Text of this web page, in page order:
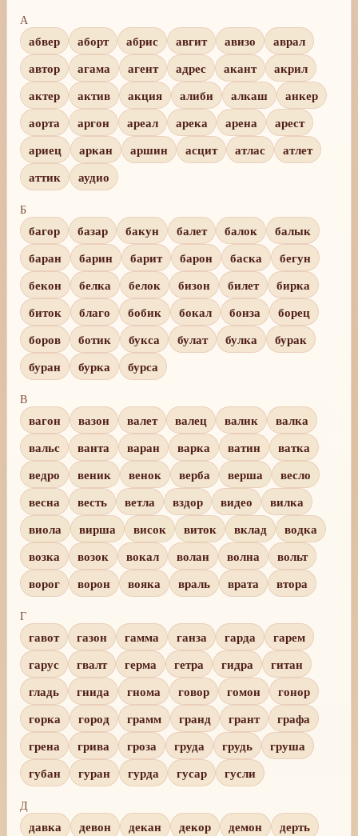
А
абвер аборт абрис авгит авизо
аврал
автор
агама агент адрес акант
акрил
актер
актив акция алиби алкаш
анкер
аорта
аргон ареал арека арена
арест
ариец
аркан аршин асцит атлас
атлет
аттик
аудио
Б
багор базар бакун балет балок
балык
баран
барин барит барон баска
бегун
бекон
белка белок бизон билет
бирка
биток
благо бобик бокал бонза
борец
боров
ботик букса булат булка
бурак
буран
бурка бурса
В
вагон вазон валет валец валик
валка
вальс
ванта варан варка ватин
ватка
ведро
веник венок верба верша
весло
весна
весть ветла вздор видео
вилка
виола
вирша висок виток вклад
водка
возка
возок вокал волан волна
вольт
ворог
ворон вояка враль врата втора
Г
гавот газон гамма ганза гарда
гарем
гарус
гвалт герма гетра гидра
гитан
гладь
гнида гнома говор гомон
гонор
горка
город грамм гранд грант
графа
грена
грива гроза груда грудь
груша
губан
гуран гурда гусар гусли
Д
давка девон декан декор демон
дерть